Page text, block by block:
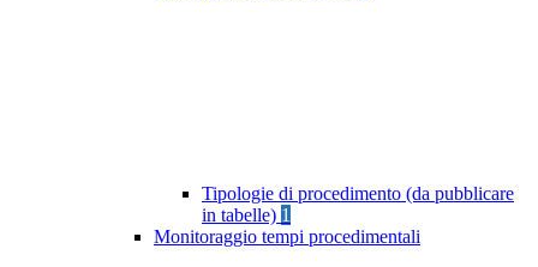
Tipologie di procedimento (da pubblicare
in tabelle) 1
Monitoraggio tempi procedimentali